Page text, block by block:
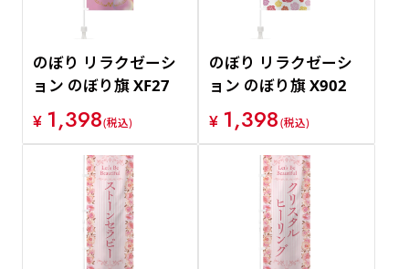
のぼり リラクゼーシ
ョン のぼり旗 XF27
¥ 1,398(税込)
のぼり リラクゼーシ
ョン のぼり旗 X902
¥ 1,398(税込)